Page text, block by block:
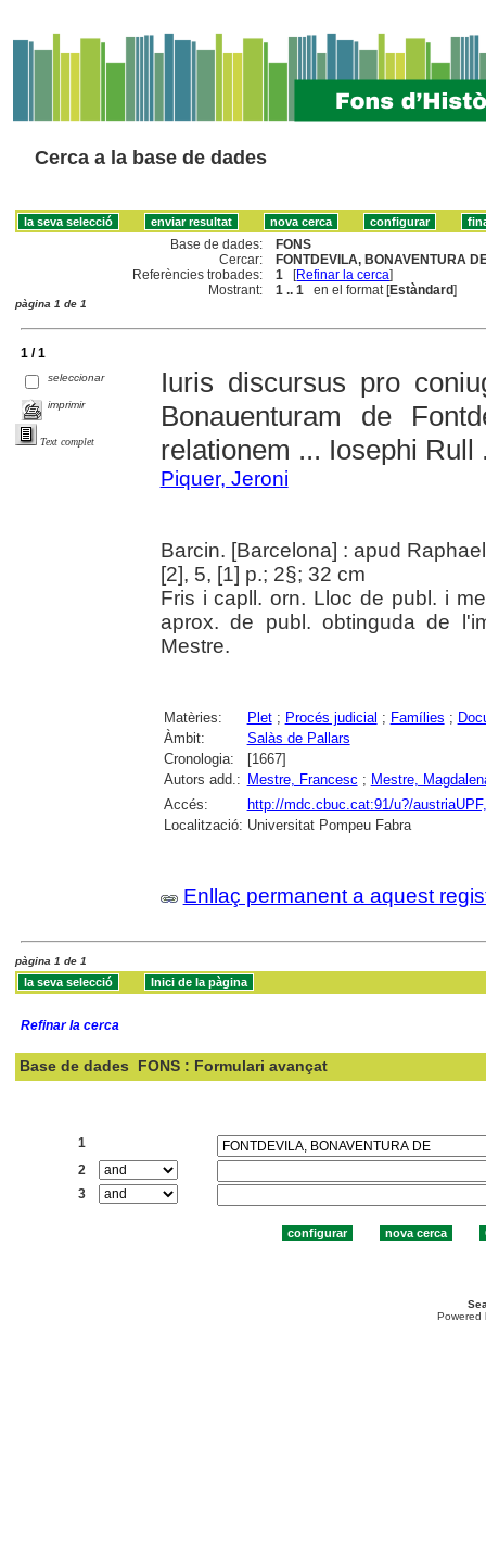
Cerca a la base de dades
Base de dades:
FONS
Cercar:
FONTDEVILA, BONAVENTURA
Referències trobades:
1 [Refinar la cerca]
Mostrant:
1 .. 1 en el format [Estàndard]
pàgina 1 de 1
1 / 1
seleccionar
imprimir
Text complet
Iuris discursus pro
Bonauenturam de
relationem ... Iosephi
Piquer, Jeroni
Barcin. [Barcelona] : apud
[2], 5, [1] p.; 2§; 32 cm
Fris i capll. orn. Lloc de publ. i
aprox. de publ. obtinguda de
Mestre.
Matèries: Plet; Procés judicial ; Famílies ;
Àmbit:
Salàs de Pallars
Cronologia:
[1667]
Autors add.: Mestre, Francesc ; Mestre,
Accés:
http://mdc.cbuc.cat:91/u?/
Localització: Universitat Pompeu Fabra
Enllaç permanent a aquest
pàgina 1 de 1
Refinar la cerca
Base de dades FONS : Formulari avançat
1
2
3